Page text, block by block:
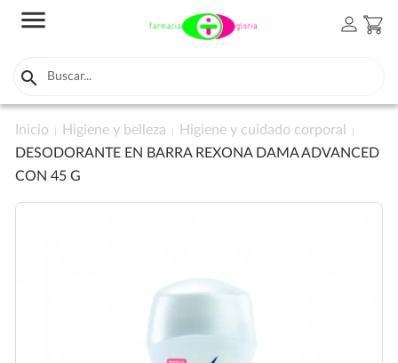
menu person shopping_cart

Inicio Higiene y belleza
Higiene y cuidado corporal
DESODORANTE EN BARRA REXONA DAMA ADVANCED
CON 45 G